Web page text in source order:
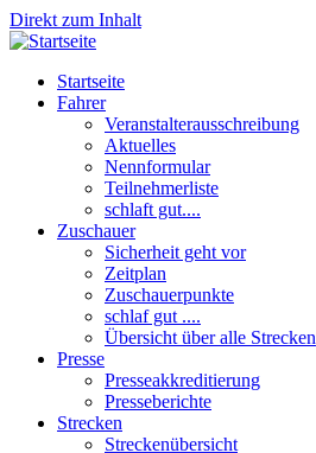
Direkt zum Inhalt
Startseite
Fahrer
Veranstalterausschreibung
Aktuelles
Nennformular
Teilnehmerliste
schlaft gut....
Zuschauer
Sicherheit geht vor
Zeitplan
Zuschauerpunkte
schlaf gut ....
Übersicht über alle Strecken
Presse
Presseakkreditierung
Presseberichte
Strecken
Streckenübersicht